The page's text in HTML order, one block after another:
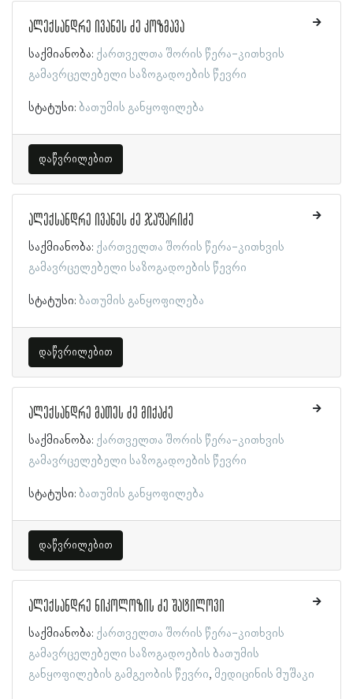
ალექსანდრე ივანეს ძე კოზმავა
საქმიანობა: ქართველთა შორის წერა-კითხვის
გამავრცელებელი საზოგადოების წევრი
სტატუსი: ბათუმის განყოფილება
დაწვრილებით
ალექსანდრე ივანეს ძე ჯაფარიძე
საქმიანობა: ქართველთა შორის წერა-კითხვის
გამავრცელებელი საზოგადოების წევრი
სტატუსი: ბათუმის განყოფილება
დაწვრილებით
ალექსანდრე მათეს ძე მიქაძე
საქმიანობა: ქართველთა შორის წერა-კითხვის
გამავრცელებელი საზოგადოების წევრი
სტატუსი: ბათუმის განყოფილება
დაწვრილებით
ალექსანდრე ნიკოლოზის ძე შატილოვი
საქმიანობა: ქართველთა შორის წერა-კითხვის
გამავრცელებელი საზოგადოების ბათუმის
განყოფილების გამგეობის წევრი მედიცინის მუშაკი